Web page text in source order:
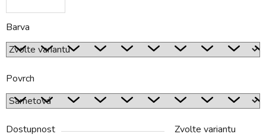
Barva
Povrch
Dostupnost
Zvolte variantu